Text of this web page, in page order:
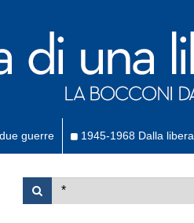
guerre 1945-1968 Dalla